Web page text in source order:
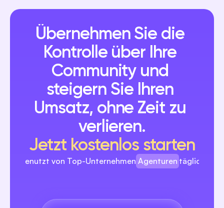
Übernehmen Sie die
Kontrolle über Ihre
Community und
steigern Sie Ihren
Umsatz, ohne Zeit zu
verlieren.
Jetzt kostenlos starten
Genutzt von Top-Unternehmen
Ersteller
Agenturen täglich